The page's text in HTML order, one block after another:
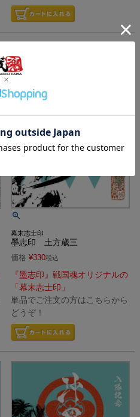
幕末志士印
墨志印 土方歳三
価格 ¥330税込
『墨志印』戦国魂オリジナルの
「幕末志士印」
単品でご注文の方はこちらから
どうぞ！